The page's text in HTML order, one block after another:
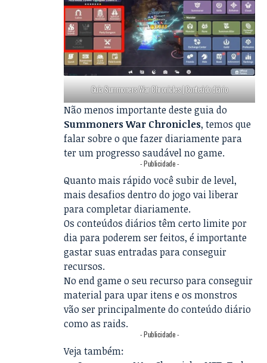
Guia Summoners War Chronicles | Conteúdo diário
Não menos importante deste guia do
Summoners War Chronicles, temos que
falar sobre o que fazer diariamente para
ter um progresso saudável no game.
- Publicidade -
Quanto mais rápido você subir de level,
mais desafios dentro do jogo vai liberar
para completar diariamente.
Os conteúdos diários têm certo limite por
dia para poderem ser feitos, é importante
gastar suas entradas para conseguir
recursos.
No end game o seu recurso para conseguir
material para upar itens e os monstros
vão ser principalmente do conteúdo diário
como as raids.
- Publicidade -
Veja também: